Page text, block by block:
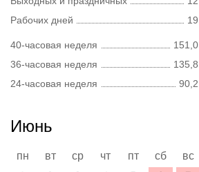
Рабочих дней
19
40-часовая неделя
151,0
36-часовая неделя
135,8
24-часовая неделя
90,2
Июнь
пн вт ср чт пт сб
вс